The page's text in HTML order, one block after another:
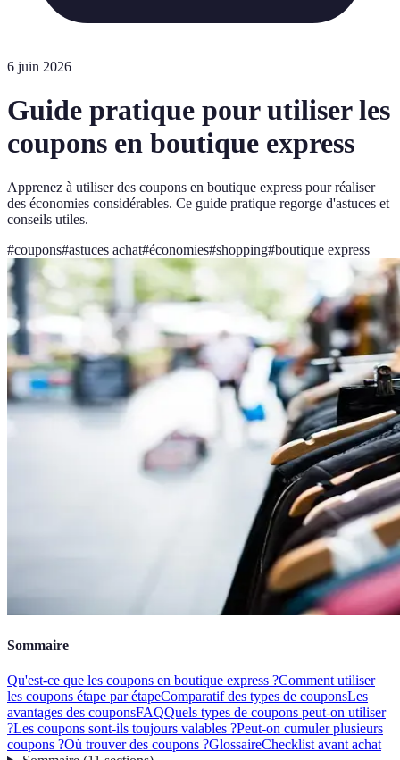
6 juin 2026
Guide pratique pour utiliser les
coupons en boutique express
Apprenez à utiliser des coupons en boutique express pour réaliser
des économies considérables. Ce guide pratique regorge d'astuces et
conseils utiles.
#coupons#astuces achat#économies#shopping#boutique express
Sommaire
Qu'est-ce que les coupons en boutique express ?Comment utiliser
les coupons étape par étapeComparatif des types de couponsLes
avantages des couponsFAQQuels types de coupons peut-on utiliser
?Les coupons sont-ils toujours valables ?Peut-on cumuler plusieurs
coupons ?Où trouver des coupons ?GlossaireChecklist avant achat